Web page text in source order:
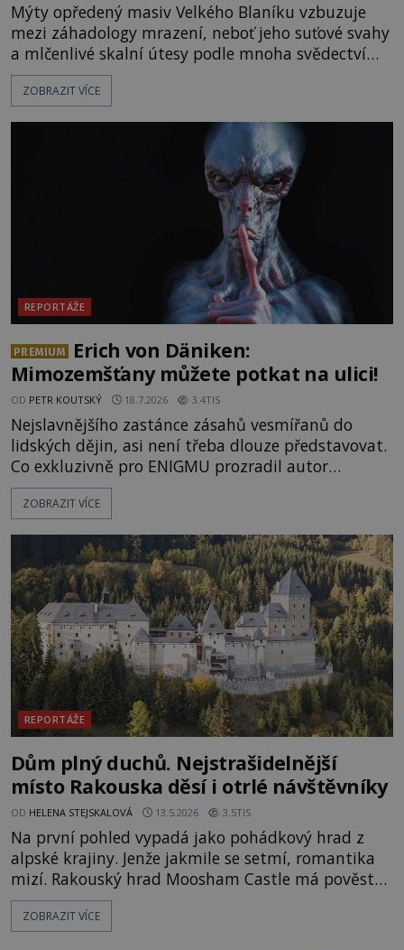
Mýty opředený masiv Velkého Blaníku vzbuzuje
mezi záhadology mrazení, neboť jeho suťové svahy
a mlčenlivé skalní útesy podle mnoha svědectví
fungují jako anomální zóny, kde selhává lidské
vnímání času i prostoru. Geologické anomálie hory
badatelé zde odkrývají indicie, které propojují
prastaré pohanské kulty, keltské svatyně a zprávy
ZOBRAZIT VÍCE
REPORTÁŽE
PREMIUM
Erich von Däniken:
Mimozemšťany můžete potkat na ulici!
OD PETR KOUTSKÝ 18.7.2026 3.4TIS
Nejslavnějšího zastánce zásahů vesmířanů do
lidských dějin, asi není třeba dlouze představovat.
Co exkluzivně pro ENIGMU prozradil autor
Vzpomínek na budoucnost, švýcarský badatel
Erich von Däniken? Orbitální stanice Viking 1
je umělá družice od povrchu Marsu vzdálena asi
1873 kilometrů, nachá
ZOBRAZIT VÍCE
REPORTÁŽE
Dům plný duchů. Nejstrašidelnější
místo Rakouska děsí i otrlé návštěvníky
OD HELENA STEJSKALOVÁ 13.5.2026 3.5TIS
Na první pohled vypadá jako pohádkový hrad z
alpské krajiny. Jenže jakmile se setmí, romantika
mizí. Rakouský hrad Moosham Castle má pověst
nejděsivějšího domu v celé zemi. Lidé tu údajně
slyší kroky v prázdných chodbách, šeptání ze zdí i
ZOBRAZIT VÍCE